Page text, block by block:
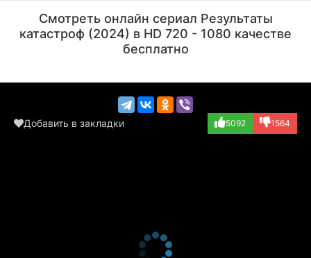
Смотреть онлайн сериал Результаты
катастроф (2024) в HD 720 - 1080 качестве
бесплатно
Добавить в закладки 5092 1564